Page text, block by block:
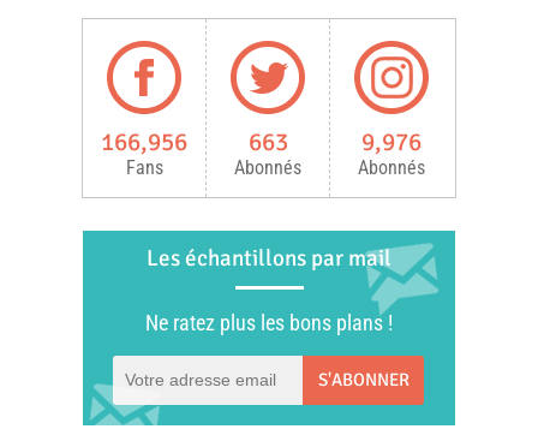
166,956
Fans
663
Abonnés
9,976
Abonnés
Les échantillons par mail
Ne ratez plus les bons plans !
S'ABONNER